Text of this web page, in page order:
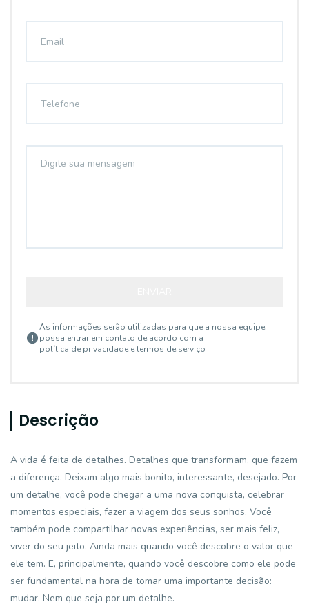
As informações serão utilizadas para que a nossa equipe
possa entrar em contato de acordo com a
política de privacidade e termos de serviço
Descrição
A vida é feita de detalhes. Detalhes que transformam, que fazem
a diferença. Deixam algo mais bonito, interessante, desejado. Por
um detalhe, você pode chegar a uma nova conquista, celebrar
momentos especiais, fazer a viagem dos seus sonhos. Você
também pode compartilhar novas experiências, ser mais feliz,
viver do seu jeito. Ainda mais quando você descobre o valor que
ele tem. E, principalmente, quando você descobre como ele pode
ser fundamental na hora de tomar uma importante decisão:
mudar. Nem que seja por um detalhe.